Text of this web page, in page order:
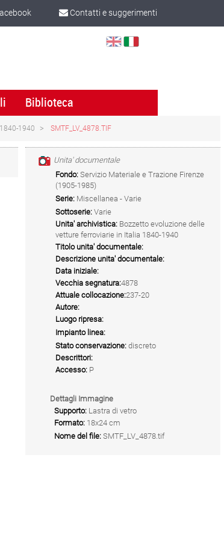
Contatti e suggerimenti
Select
Biblioteca
1840-1940 SMTF_LV_4878.TIF
Unita' documentale
Fondo: Servizio Materiale e Trazione Firenze
(1905-1985)
Serie: Miscellanea - Varie
Sottoserie: Varie
Unita' archivistica: Bozzetto evoluzione delle
vetture ferroviarie in Italia 1840-1940
Titolo unita' documentale:
Descrizione unita' documentale:
Data iniziale:
Vecchia segnatura:4878
Attuale collocazione:237-20
Autore:
Luogo ripresa:
Impianto linea:
Stato conservazione: discreto
Descrittori:
Accesso: P
Dettagli Immagine
Supporto: Lastra di vetro
Formato: 18x24 cm
Nome del file: SMTF_LV_4878.tif